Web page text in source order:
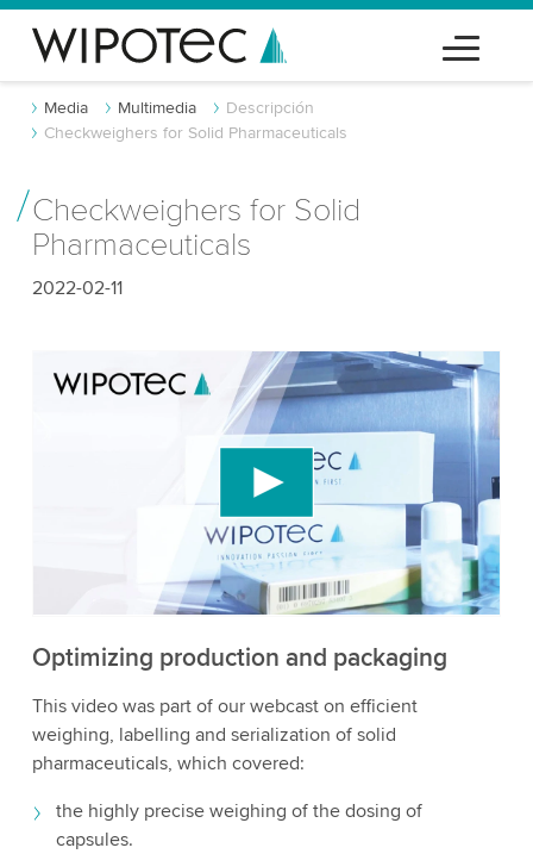
Media Multimedia
Descripción
Checkweighers for Solid Pharmaceuticals
Checkweighers for Solid
Pharmaceuticals
2022-02-11
¡Necesitamos tu consentimiento para
cargar el servicio de video de YouTube!
Utilizamos un servicio de terceros para incrustar
contenido de video que puede recopilar datos
sobre tu actividad. Por favor, revisa los detalles y
acepta el servicio para ver este video.
Más información
Optimizing production and packaging
This video was part of our webcast on efficient
weighing, labelling and serialization of solid
pharmaceuticals, which covered:
the highly precise weighing of the dosing of
capsules.